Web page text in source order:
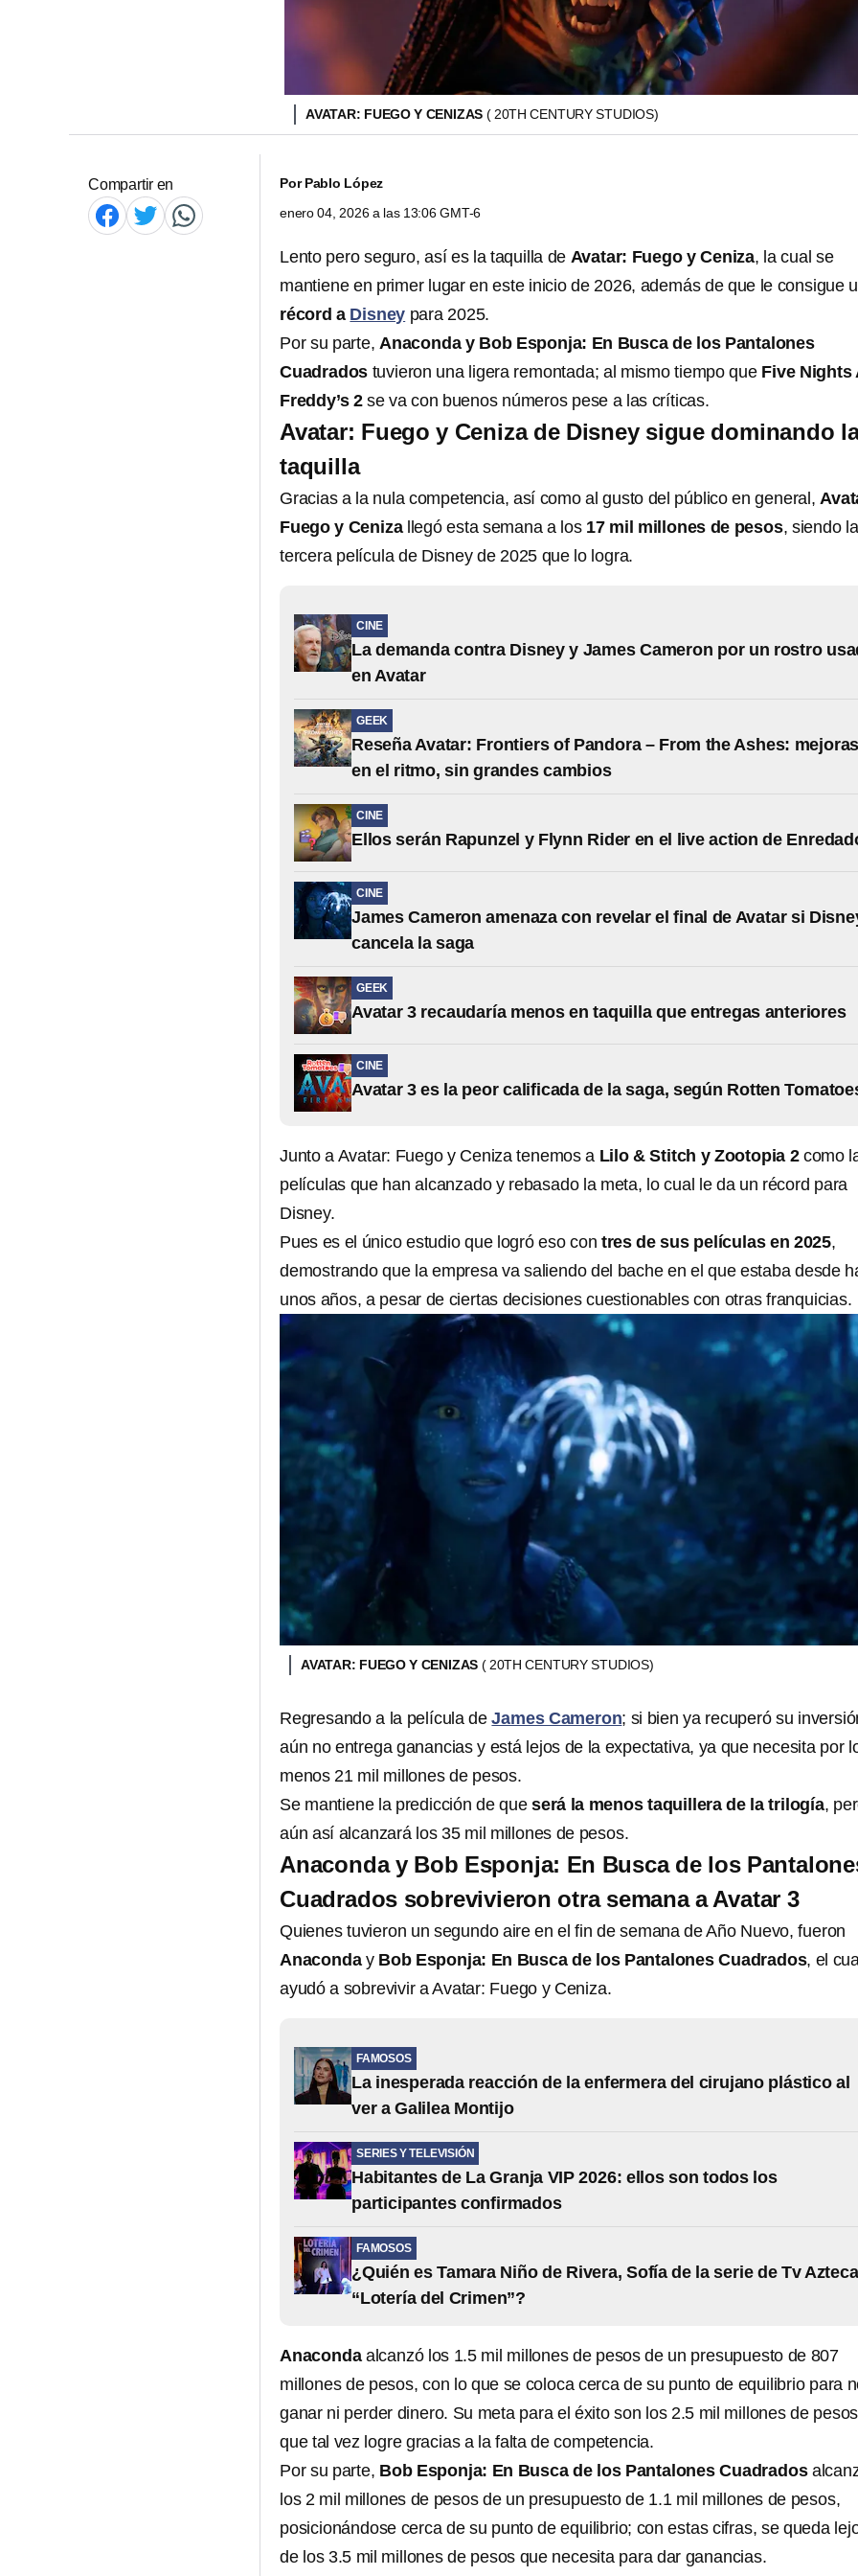
AVATAR: FUEGO Y CENIZAS ( 20TH CENTURY STUDIOS)
Compartir en PorPablo López
enero 04, 2026 a las 13:06 GMT-6
Lento pero seguro, así es la taquilla de Avatar: Fuego y Ceniza, la cual se
mantiene en primer lugar en este inicio de 2026, además de que le consigue
récord a Disney para 2025.
Por su parte, Anaconda y Bob Esponja: En Busca de los Pantalones
Cuadrados tuvieron una ligera remontada; al mismo tiempo que Five Nights
Freddy’s 2se va con buenos números pese a las críticas.
Avatar: Fuego y Ceniza de Disney sigue dominando
taquilla
Gracias a la nula competencia, así como al gusto del público en general,
Fuego y Cenizallegó esta semana a los 17 mil millones de pesos, siendo la
tercera película de Disney de 2025 que lo logra.
CINE
La demanda contra Disney y James Cameron por un rostro
en Avatar
GEEK
Reseña Avatar: Frontiers of Pandora – From the Ashes: mejoras
en el ritmo, sin grandes cambios
CINE
Ellos serán Rapunzel y Flynn Rider en el live action de
CINE
James Cameron amenaza con revelar el final de Avatar si
cancela la saga
GEEK
Avatar 3 recaudaría menos en taquilla que entregas anteriores
CINE
Avatar 3 es la peor calificada de la saga, según Rotten
Junto a Avatar: Fuego y Ceniza tenemos a Lilo & Stitch y Zootopia 2 como
películas que han alcanzado y rebasado la meta, lo cual le da un récord para
Disney.
Pues es el único estudio que logró eso con tres de sus películas en 2025,
demostrando que la empresa va saliendo del bache en el que estaba desde
unos años, a pesar de ciertas decisiones cuestionables con otras franquicias.
AVATAR: FUEGO Y CENIZAS ( 20TH CENTURY STUDIOS)
Regresando a la película deJames Cameron; si bien ya recuperó su
aún no entrega ganancias y está lejos de la expectativa, ya que necesita por
menos 21 mil millones de pesos.
Se mantiene la predicción de queserá la menos taquillera de la trilogía,
aún así alcanzará los 35 mil millones de pesos.
Anaconda y Bob Esponja: En Busca de los
Cuadrados sobrevivieron otra semana a Avatar 3
Quienes tuvieron un segundo aire en el fin de semana de Año Nuevo, fueron
Anaconda y Bob Esponja: En Busca de los Pantalones Cuadrados, el
ayudó a sobrevivir a Avatar: Fuego y Ceniza.
FAMOSOS
La inesperada reacción de la enfermera del cirujano plástico al
ver a Galilea Montijo
SERIES Y TELEVISIÓN
Habitantes de La Granja VIP 2026: ellos son todos los
participantes confirmados
FAMOSOS
¿Quién es Tamara Niño de Rivera, Sofía de la serie de Tv Azteca
“Lotería del Crimen”?
Anacondaalcanzó los 1.5 mil millones de pesos de un presupuesto de 807
millones de pesos, con lo que se coloca cerca de su punto de equilibrio para
ganar ni perder dinero. Su meta para el éxito son los 2.5 mil millones de
que tal vez logre gracias a la falta de competencia.
Por su parte, Bob Esponja: En Busca de los Pantalones Cuadrados
los 2 mil millones de pesos de un presupuesto de 1.1 mil millones de pesos,
posicionándose cerca de su punto de equilibrio; con estas cifras, se queda
de los 3.5 mil millones de pesos que necesita para dar ganancias.